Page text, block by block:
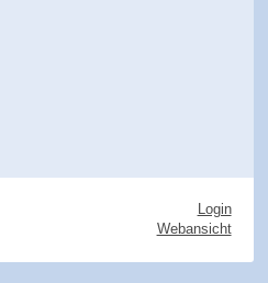
Login
Webansicht